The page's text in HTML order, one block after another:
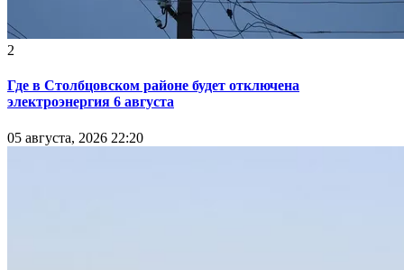
2
Где в Столбцовском районе будет отключена
электроэнергия 6 августа
05 августа, 2026 22:20